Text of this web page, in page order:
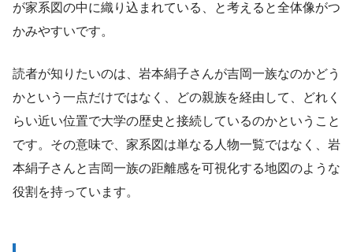
が家系図の中に織り込まれている、と考えると全体像がつ
かみやすいです。
読者が知りたいのは、岩本絹子さんが吉岡一族なのかどう
かという一点だけではなく、どの親族を経由して、どれく
らい近い位置で大学の歴史と接続しているのかということ
です。その意味で、家系図は単なる人物一覧ではなく、岩
本絹子さんと吉岡一族の距離感を可視化する地図のような
役割を持っています。